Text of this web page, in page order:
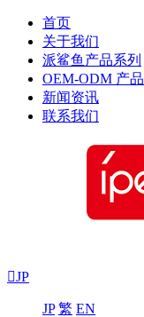
首页
关于我们
派鲨鱼产品系列
OEM-ODM 产品
新闻资讯
联系我们
JP
JP 繁 EN